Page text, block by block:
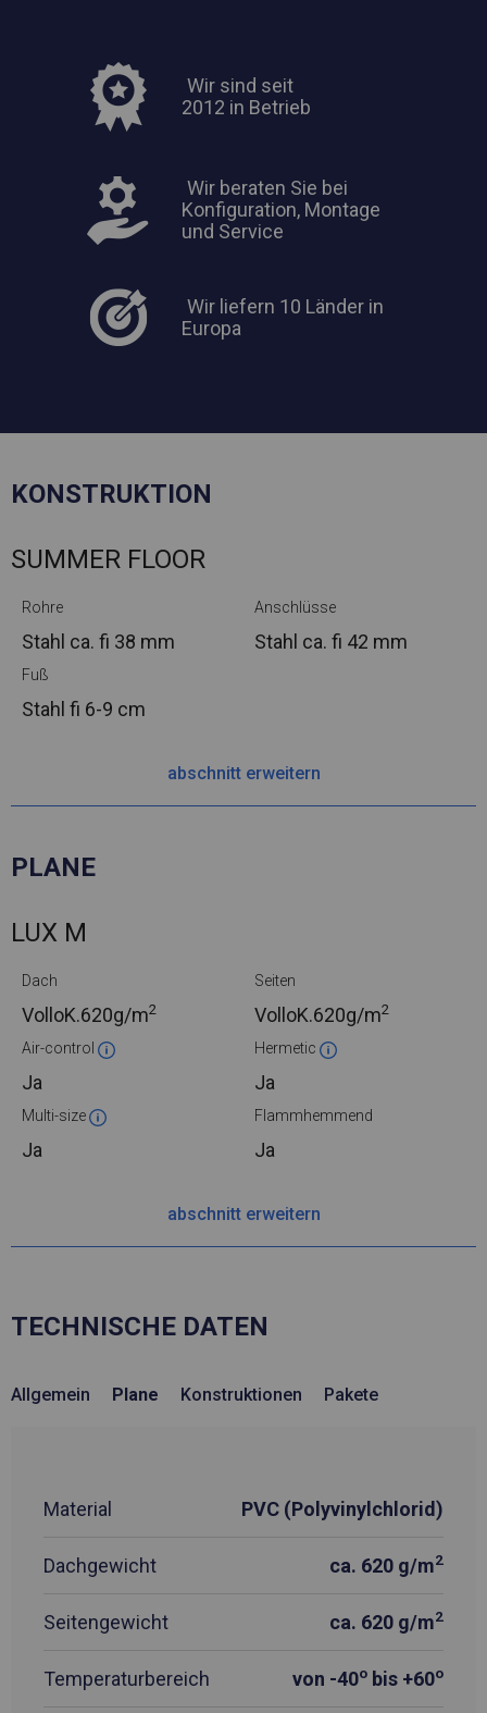
Wir sind seit
2012 in Betrieb
Wir beraten Sie bei
Konfiguration, Montage
und Service
Wir liefern 10 Länder in
Europa
KONSTRUKTION
SUMMER FLOOR
Rohre
Stahl ca. fi 38 mm
Anschlüsse
Stahl ca. fi 42 mm
Fuß
Stahl fi 6-9 cm
abschnitt erweitern
PLANE
LUX M
Dach
VolloK.620g/m2
Seiten
VolloK.620g/m2
Air-control
Ja
Hermetic
Ja
Multi-size
Ja
Flammhemmend
Ja
abschnitt erweitern
TECHNISCHE DATEN
Allgemein Plane Konstruktionen Pakete
Material PVC (Polyvinylchlorid)
Dachgewicht ca. 620 g/m2
Seitengewicht ca. 620 g/m2
Temperaturbereich von -40o bis +60o